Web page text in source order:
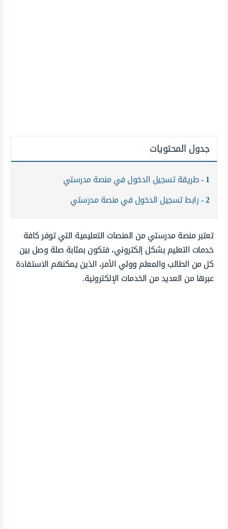
جدول المحتويات
1 طريقة تسجيل الدخول في منصة مدرستي
2 رابط تسجيل الدخول في منصة مدرستي
تعتبر منصة مدرستي من المنصات التعليمية التي توفر كافة
خدمات التعليم بشكل إلكتروني، فتكون بمثابة صلة وصل بين
كل من الطالب والمعلم وولي الأمر، الذين يمكنهم الاستفادة
عبرها من العديد من الخدمات الإلكترونية.